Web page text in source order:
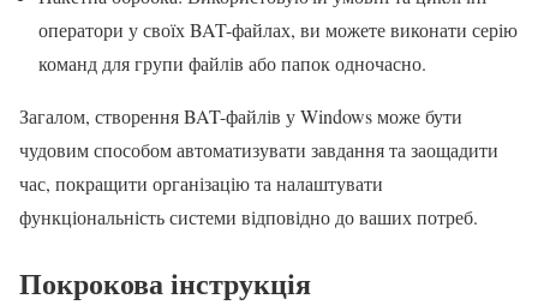
оператори у своїх BAT-файлах, ви можете виконати серію
команд для групи файлів або папок одночасно.
Загалом, створення BAT-файлів у Windows може бути
чудовим способом автоматизувати завдання та заощадити
час, покращити організацію та налаштувати
функціональність системи відповідно до ваших потреб.
Покрокова інструкція